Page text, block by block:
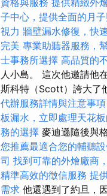
子中心，提供全面的月
視力 牆壁漏水修復，快
完美 專業助聽器服務，
士事務所選擇 高品質的
人小島。 這次他邀請他
斯科特（Scott）誇大了
代辦服務詳情與注意事項
板漏水，立即處理天花
務的選擇 麥迪遜隨後與
您推薦最適合您的輔聽
司 找到可靠的外燴廠商
精準高效的徵信服務 提
需求 他還遇到了約旦，